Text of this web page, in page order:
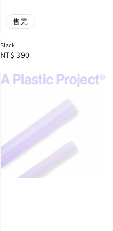
售完
Black
Regular
NT$ 390